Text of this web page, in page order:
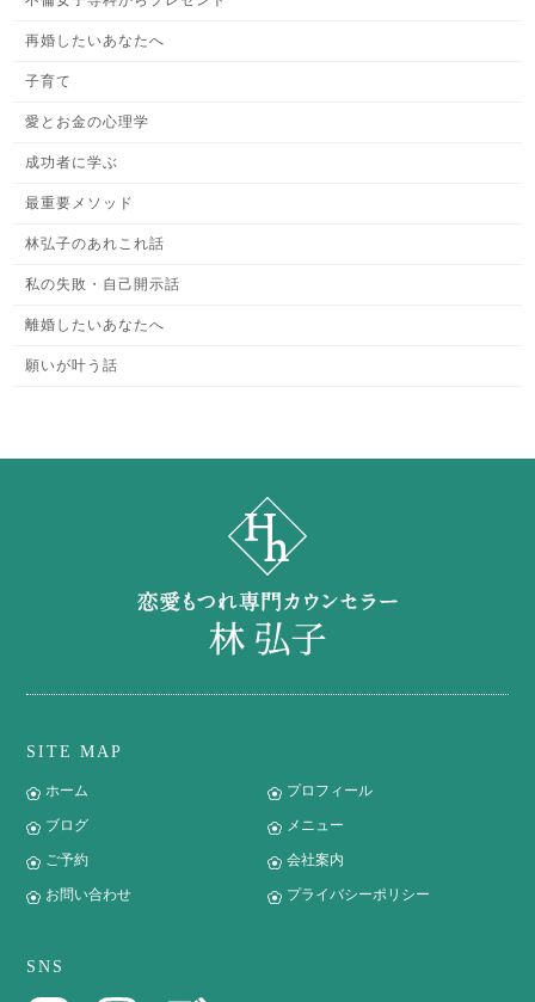
再婚したいあなたへ
子育て
愛とお金の心理学
成功者に学ぶ
最重要メソッド
林弘子のあれこれ話
私の失敗・自己開示話
離婚したいあなたへ
願いが叶う話
SITE MAP
ホーム プロフィール
ブログ メニュー
ご予約 会社案内
お問い合わせ プライバシーポリシー
SNS